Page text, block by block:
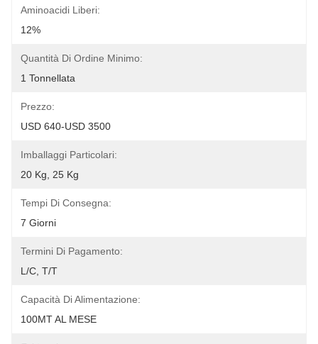
Aminoacidi Liberi:
12%
Quantità Di Ordine Minimo:
1 Tonnellata
Prezzo:
USD 640-USD 3500
Imballaggi Particolari:
20 Kg, 25 Kg
Tempi Di Consegna:
7 Giorni
Termini Di Pagamento:
L/C, T/T
Capacità Di Alimentazione:
100MT AL MESE